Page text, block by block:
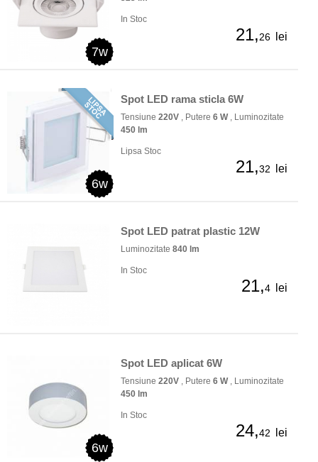
7w
In Stoc
21,26 lei
6w
Spot LED rama sticla 6W
Tensiune 220V , Putere 6 W, Luminozitate
450 lm
Lipsa Stoc
21,32 lei
Spot LED patrat plastic 12W
Luminozitate 840 lm
In Stoc
21,4 lei
6w
Spot LED aplicat 6W
Tensiune 220V , Putere 6 W, Luminozitate
450 lm
In Stoc
24,42 lei